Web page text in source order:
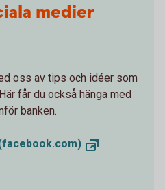
medier
oss av tips och idéer som
får du också hänga med
banken.